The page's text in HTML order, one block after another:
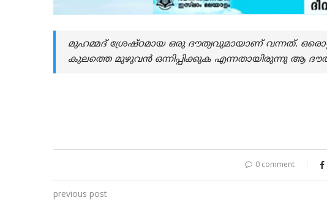
മുഹമ്മദ് ശ്രേഷ്ഠമായ ഒരു ദൗത്യവുമായാണ് വന്നത്.
കുലത്തെ മുഴുവൻ ഒന്നിപ്പിക്കുക എന്നതായിരുന്നു ആ
0 comment
previous post